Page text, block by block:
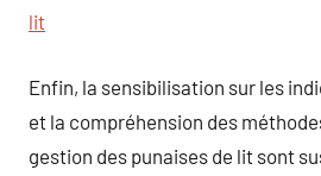
lit
Enfin, la sensibilisation sur les
et la compréhension des
gestion des punaises de lit sont